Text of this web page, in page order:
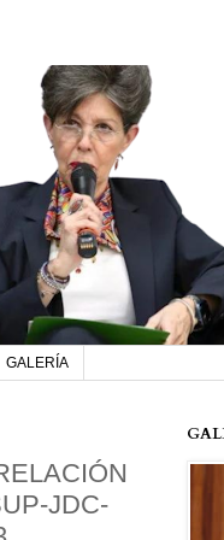
GALERÍA
JDC-